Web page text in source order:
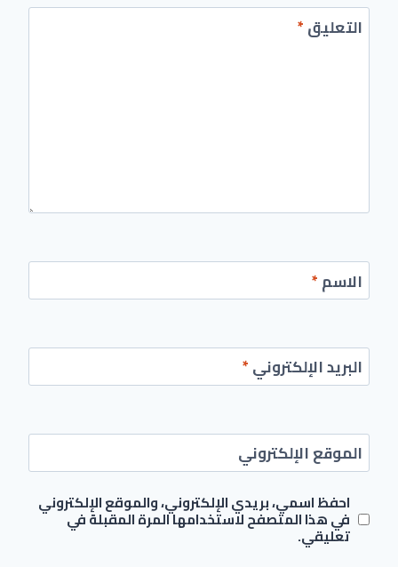
التعليق*
الاسم*
البريد الإلكتروني*
الموقع الإلكتروني
احفظ اسمي، بريدي الإلكتروني، والموقع الإلكتروني
في هذا المتصفح لاستخدامها المرة المقبلة في
تعليقي.